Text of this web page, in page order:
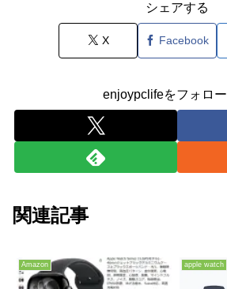
シェアする
X Facebook
enjoypclifeをフォロ
関連記事
Amazon apple watch